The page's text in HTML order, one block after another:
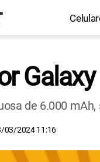
de 6.000
03/2024 11:16